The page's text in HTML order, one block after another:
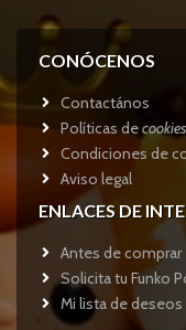
CONÓCENOS
Contactános
Políticas decookies
Condiciones de
Aviso legal
ENLACES DE
Antes de comprar
Solicita tu Funko
Mi lista de deseos